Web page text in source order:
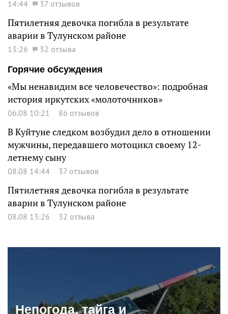
14:44 37 отзывов
Пятилетняя девочка погибла в результате
аварии в Тулунском районе
13:26
32 отзыва
Горячие обсуждения
«Мы ненавидим все человечество»: подробная
история иркутских «молоточников»
06.08 10:21 86 отзывов
В Куйтуне следком возбудил дело в отношении
мужчины, передавшего мотоцикл своему 12-
летнему сыну
08.08 14:44 37 отзывов
Пятилетняя девочка погибла в результате
аварии в Тулунском районе
08.08 13:26 32 отзыва
Непогода, тайга и